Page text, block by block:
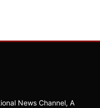
News Channel, A